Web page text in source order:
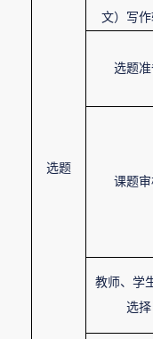
选题
文）写
选题
课题
教师、学
选择